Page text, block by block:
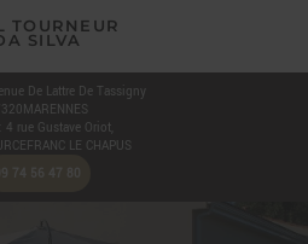
De Lattre De Tassigny
MARENNES
4 rue Gustave Oriot,
LE CHAPUS
74 56 47 80
TOURNEUR
SILVA